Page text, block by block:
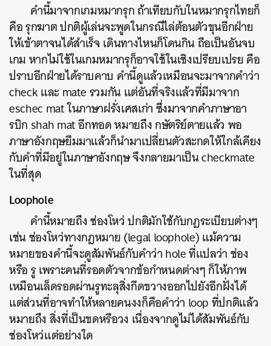
คำนี้มาจากเกมหมากรุก ถ้าเทียบกับในหมากรุกไทยก็
คือ รุกฆาต ปกติผู้เล่นจะพูดในกรณีไล่ต้อนตัวขุนอีกฝ่าย
ให้เข้าตาจนได้สำเร็จ เดินทางไหนก็โดนกิน ถือเป็นอันจบ
เกม หากไม่ใช้ในเกมหมากรุก็อาจใช้ในเชิงเปรียบเปรย คือ
ปราบอีกฝ่ายได้ราบคาบ คำนี้ดูแล้วเหมือนจะมาจากคำว่า
check และ mate รวมกัน แต่อันที่จริงแล้วที่มีมาจาก
eschec mat ในภาษาฝรั่งเศสเก่า ซึ่งมาจากคำภาษาอา
รบิก shah mat อีกทอด หมายถึง กษัตริย์ตายแล้ว พอ
ภาษาอังกฤษยืมมาแล้วก็นำมาเปลี่ยนตัวสะกดให้ใกล้เคียง
กับคำที่มีอยู่ในภาษาอังกฤษ จึงกลายมาเป็น checkmate
ในที่สุด
Loophole
คำนี้หมายถึง ช่องโหว่ ปกติมักใช้กับกฎระเบียบต่างๆ
เช่น ช่องโหว่ทางกฎหมาย (legal loophole) แม้ความ
หมายของคำนี้จะดูสัมพันธ์กับคำว่า hole ที่แปลว่า ช่อง
หรือ รู เพราะคนที่รอดตัวจากข้อกำหนดต่างๆ ก็ให้ภาพ
เหมือนเล็ดรอดผ่านรูทะลุสิ่งกีดขวางออกไปยังอีกฝั่งได้
แต่ส่วนที่อาจทำให้หลายคนงงก็คือคำว่า loop ที่ปกติแล้ว
หมายถึง สิ่งที่เป็นขดหรือวง เนื่องจากดูไม่ได้สัมพันธ์กับ
ช่องโหว่แต่อย่างใด